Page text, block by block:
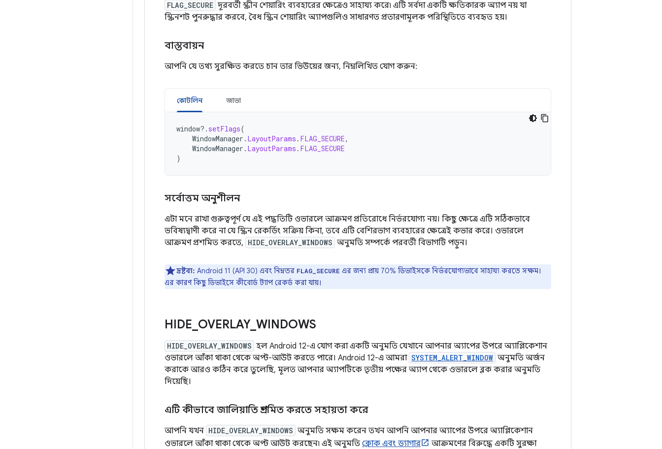
FLAG_SECURE দূরবর্তী স্ক্রীন শেয়ারিং ব্যবহারের ক্ষেত্রেও সাহায্য করে৷ এটি সর্বদা একটি ক্ষতিকারক অ্যাপ নয় যা
স্ক্রিনশট পুনরুদ্ধার করবে, বৈধ স্ক্রিন শেয়ারিং অ্যাপগুলিও সাধারণত প্রতারণামূলক পরিস্থিতিতে ব্যবহৃত হয়।
বাস্তবায়ন
আপনি যে তথ্য সুরক্ষিত করতে চান তার ভিউয়ের জন্য, নিম্নলিখিত যোগ করুন:
কোটলিন জাভা
window?. setFlags(
WindowManager . LayoutParams . FLAG_SECURE,
WindowManager . LayoutParams . FLAG_SECURE
)
সর্বোত্তম অনুশীলন
এটা মনে রাখা গুরুত্বপূর্ণ যে এই পদ্ধতিটি ওভারলে আক্রমণ প্রতিরোধে নির্ভরযোগ্য নয়। কিছু ক্ষেত্রে এটি সঠিকভাবে
ভবিষ্যদ্বাণী করে না যে স্ক্রিন রেকর্ডিং সক্রিয় কিনা, তবে এটি বেশিরভাগ ব্যবহারের ক্ষেত্রেই কভার করে। ওভারলে
আক্রমণ প্রশমিত করতে, HIDE_OVERLAY_WINDOWS অনুমতি সম্পর্কে পরবর্তী বিভাগটি পড়ুন।
দ্রষ্টব্য: Android 11 (API 30) এবং নিম্নতর FLAG_SECURE এর জন্য প্রায় 70% ডিভাইসকে নির্ভরযোগ্যভাবে সাহায্য করতে সক্ষম।
এর কারণ কিছু ডিভাইসে কীবোর্ড ট্যাপ রেকর্ড করা যায়।
HIDE OVERLAY_ WINDOWS
HIDE_OVERLAY_WINDOWS হল Android 12-এ যোগ করা একটি অনুমতি যেখানে আপনার অ্যাপের উপরে অ্যাপ্লিকেশান
ওভারলে আঁকা থাকা থেকে অপ্ট-আউট করতে পারে। Android 12-এ আমরা SYSTEM_ALERT_WINDOW অনুমতি অর্জন
করাকে আরও কঠিন করে তুলেছি, মূলত আপনার অ্যাপটিকে তৃতীয় পক্ষের অ্যাপ থেকে ওভারলে ব্লক করার অনুমতি
দিয়েছি।
এটি কীভাবে জালিয়াতি প্রশমিত করতে সহায়তা করে
আপনি যখন HIDE_OVERLAY_WINDOWS অনুমতি সক্ষম করেন তখন আপনি আপনার অ্যাপের উপরে অ্যাপ্লিকেশান
ওভারলে আঁকা থাকা থেকে অপ্ট আউট করছেন৷ এই অনুমতি ক্লোক এবং ড্যাগার
আক্রমণের বিরুদ্ধে একটি সুরক্ষা